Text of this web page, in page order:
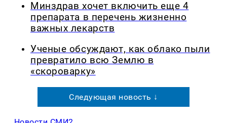
Минздрав хочет включить еще 4
препарата в перечень жизненно
важных лекарств
Ученые обсуждают, как облако пыли
превратило всю Землю в
«скороварку»
Следующая новость ↓